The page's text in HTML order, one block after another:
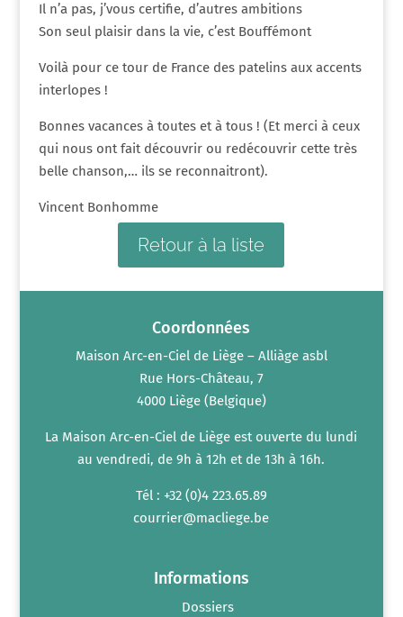
Il n’a pas, j’vous certifie, d’autres ambitions
Son seul plaisir dans la vie, c’est Bouffémont
Voilà pour ce tour de France des patelins aux accents
interlopes !
Bonnes vacances à toutes et à tous ! (Et merci à ceux
qui nous ont fait découvrir ou redécouvrir cette très
belle chanson,… ils se reconnaitront).
Vincent Bonhomme
Retour à la liste
Coordonnées
Maison Arc-en-Ciel de Liège – Alliàge asbl
Rue Hors-Château, 7
4000 Liège (Belgique)
La Maison Arc-en-Ciel de Liège est ouverte du lundi
au vendredi, de 9h à 12h et de 13h à 16h.
Tél : +32 (0)4 223.65.89
courrier@macliege.be
Informations
Dossiers